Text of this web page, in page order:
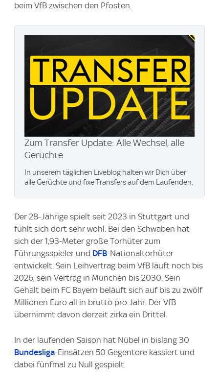
beim VfB zwischen den Pfosten.
Zum Transfer Update: Alle Wechsel, alle
Gerüchte
In unserem täglichen Liveblog halten wir Dich über
alle Gerüchte und fixe Transfers auf dem Laufenden.
Der 28-Jährige spielt seit 2023 in Stuttgart und
fühlt sich dort sehr wohl. Bei den Schwaben hat
sich der 1,93-Meter große Torhüter zum
Führungsspieler und DFB-Nationaltorhüter
entwickelt. Sein Leihvertrag beim VfB läuft noch bis
2026, sein Vertrag in München bis 2030. Sein
Gehalt beim FC Bayern beläuft sich auf bis zu zwölf
Millionen Euro all in brutto pro Jahr. Der VfB
übernimmt davon derzeit zirka ein Drittel.
In der laufenden Saison hat Nübel in bislang 30
Bundesliga-Einsätzen 50 Gegentore kassiert und
dabei fünfmal zu Null gespielt.